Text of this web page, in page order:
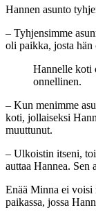
Hannen asunto
– Tyhjensimme
oli paikka, josta
Hannelle koti
onnellinen.
– Kun menimme
koti, jollaiseksi
muuttunut.
– Ulkoistin itseni,
auttaa Hannea. Sen
Enää Minna ei voisi
paikassa, jossa